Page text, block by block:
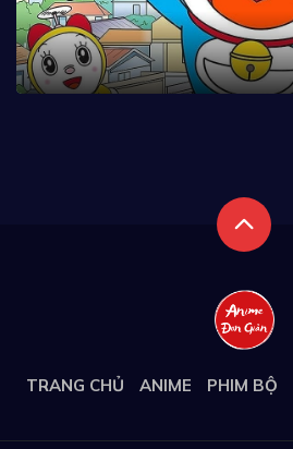
TRANG CHỦ ANIME PHIM BỘ